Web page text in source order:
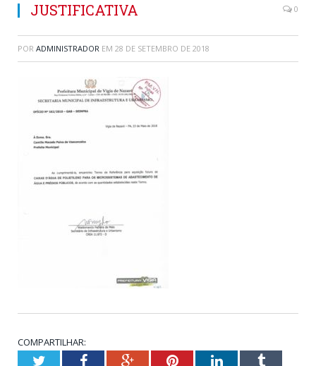
JUSTIFICATIVA 0
POR ADMINISTRADOR EM 28 DE SETEMBRO DE 2018
COMPARTILHAR:
TwitterFacebookGoogle+PinterestLinkedInTumblr